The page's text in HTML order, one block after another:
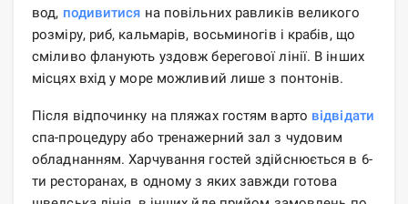
вод, подивитися на повільних равликів великого
розміру, риб, кальмарів, восьминогів і крабів, що
сміливо фланують уздовж берегової лінії. В інших
місцях вхід у море можливий лише з понтонів.
Після відпочинку на пляжах гостям варто відвідати
спа-процедуру або тренажерний зал з чудовим
обладнанням. Харчування гостей здійснюється в 6-
ти ресторанах, в одному з яких завжди готова